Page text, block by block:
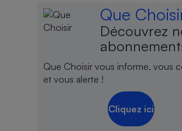
Que
Découvrez
Que Choisir vous informe, vous
et vous alerte !
Cliquez ici